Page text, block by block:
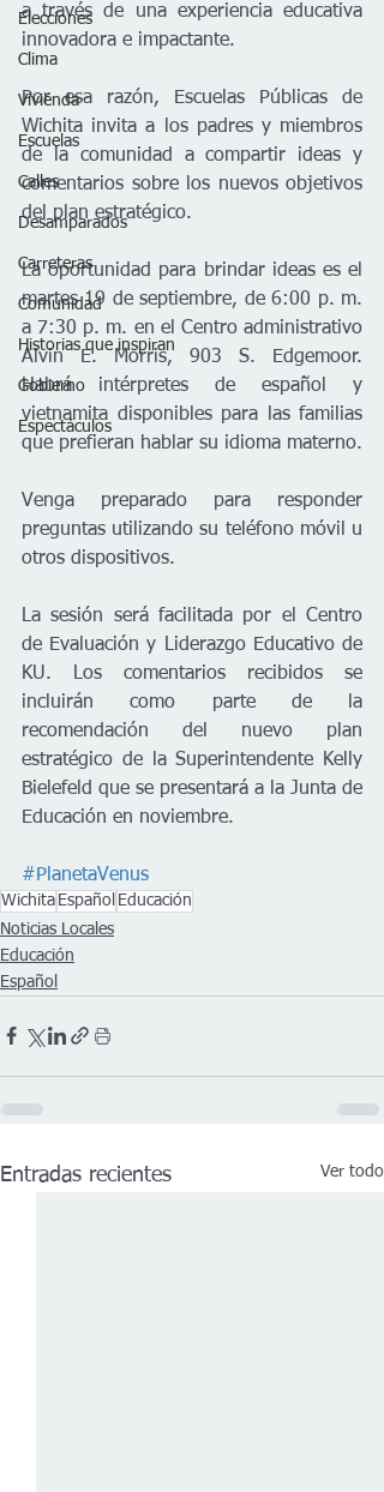
Elecciones
Clima
Vivienda
Escuelas
Calles
Desamparados
Carreteras
Comunidad
Historias que inspiran
Gobierno
Espectáculos
a través de una experiencia educativa
innovadora e impactante.
Por esa razón, Escuelas Públicas de
Wichita invita a los padres y miembros
de la comunidad a compartir ideas y
comentarios sobre los nuevos objetivos
del plan estratégico.
La oportunidad para brindar ideas es el
martes 19 de septiembre, de 6:00 p. m.
a 7:30 p. m. en el Centro administrativo
Alvin E. Morris, 903 S. Edgemoor.
Habrá intérpretes de español y
vietnamita disponibles para las familias
que prefieran hablar su idioma materno.
Venga preparado para responder
preguntas utilizando su teléfono móvil u
otros dispositivos.
La sesión será facilitada por el Centro
de Evaluación y Liderazgo Educativo de
KU. Los comentarios recibidos se
incluirán como parte de la
recomendación del nuevo plan
estratégico de la Superintendente Kelly
Bielefeld que se presentará a la Junta de
Educación en noviembre.
#PlanetaVenus
Wichita Español Educación
Noticias Locales
Educación
Español
Entradas recientes Ver todo